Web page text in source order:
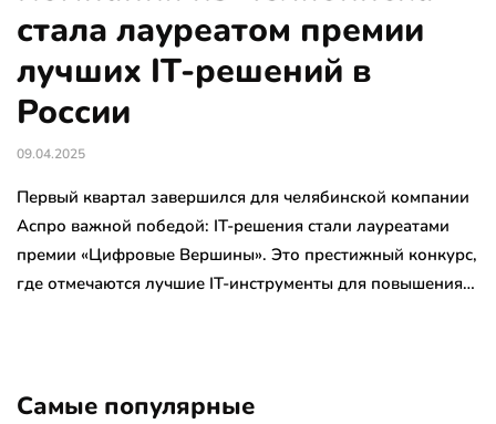
стала лауреатом премии
лучших IT-решений в
России
09.04.2025
Первый квартал завершился для челябинской компании
Аспро важной победой: IT-решения стали лауреатами
премии «Цифровые Вершины». Это престижный конкурс,
где отмечаются лучшие IT-инструменты для повышения…
Самые популярные